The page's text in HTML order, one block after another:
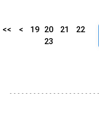
<< < 19 20 21
22
23